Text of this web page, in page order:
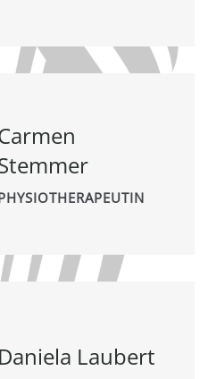
Daniela Laubert